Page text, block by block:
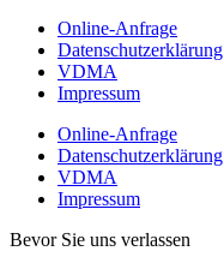
Online-Anfrage
Datenschutzerklärung
VDMA
Impressum
Online-Anfrage
Datenschutzerklärung
VDMA
Impressum
Bevor Sie uns verlassen